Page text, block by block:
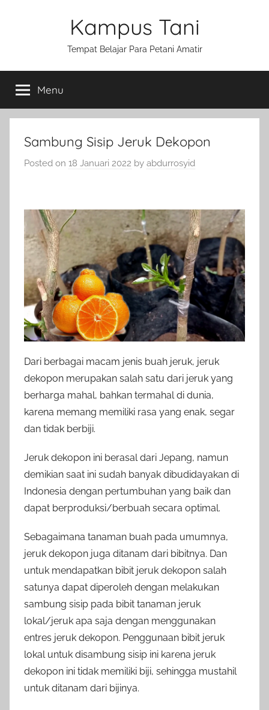
Kampus Tani
Tempat Belajar Para Petani Amatir
Menu
Sambung Sisip Jeruk Dekopon
Posted on 18 Januari 2022 by abdurrosyid
Dari berbagai macam jenis buah jeruk, jeruk
dekopon merupakan salah satu dari jeruk yang
berharga mahal, bahkan termahal di dunia,
karena memang memiliki rasa yang enak, segar
dan tidak berbiji.
Jeruk dekopon ini berasal dari Jepang, namun
demikian saat ini sudah banyak dibudidayakan di
Indonesia dengan pertumbuhan yang baik dan
dapat berproduksi/berbuah secara optimal.
Sebagaimana tanaman buah pada umumnya,
jeruk dekopon juga ditanam dari bibitnya. Dan
untuk mendapatkan bibit jeruk dekopon salah
satunya dapat diperoleh dengan melakukan
sambung sisip pada bibit tanaman jeruk
lokal/jeruk apa saja dengan menggunakan
entres jeruk dekopon. Penggunaan bibit jeruk
lokal untuk disambung sisip ini karena jeruk
dekopon ini tidak memiliki biji, sehingga mustahil
untuk ditanam dari bijinya.